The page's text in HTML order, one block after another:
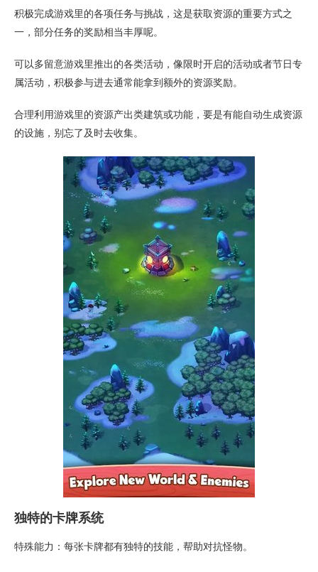
积极完成游戏里的各项任务与挑战，这是获取资源的重要方式之
一，部分任务的奖励相当丰厚呢。
可以多留意游戏里推出的各类活动，像限时开启的活动或者节日专
属活动，积极参与进去通常能拿到额外的资源奖励。
合理利用游戏里的资源产出类建筑或功能，要是有能自动生成资源
的设施，别忘了及时去收集。
独特的卡牌系统
特殊能力：每张卡牌都有独特的技能，帮助对抗怪物。